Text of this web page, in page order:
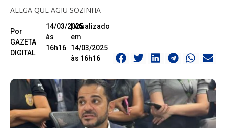
ALEGA QUE AGIU SOZINHA
Por
GAZETA
DIGITAL
14/03/2025
às
16h16
| Atualizado
em
14/03/2025
às 16h16